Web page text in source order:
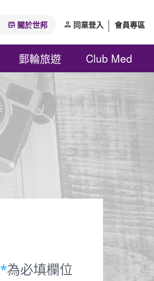
關於世邦 同業登入 會員專區
郵輪旅遊 Club Med
*為必填欄位